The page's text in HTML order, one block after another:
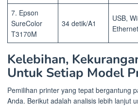
7. Epson
SureColor
T3170M
34 detik/A1
USB,
Ethernet
Kelebihan,
Untuk Setiap Model
Pemilihan printer yang tepat bergantung
Anda. Berikut adalah analisis lebih lanjut